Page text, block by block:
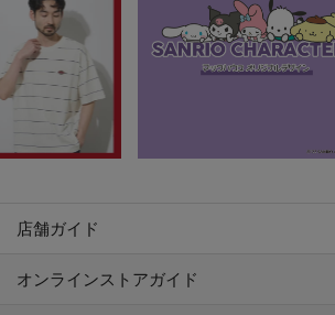
店舗ガイド
オンラインストアガイド